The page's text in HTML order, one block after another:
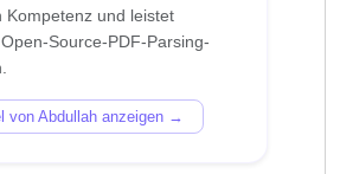
Kompetenz und leistet
Source-PDF-Parsing-
von Abdullah anzeigen →